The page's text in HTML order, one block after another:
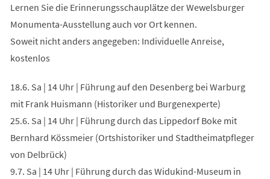
Lernen Sie die Erinnerungsschauplätze der Wewelsburger
Monumenta-Ausstellung auch vor Ort kennen.
Soweit nicht anders angegeben: Individuelle Anreise,
kostenlos
18.6. Sa | 14 Uhr | Führung auf den Desenberg bei Warburg
mit Frank Huismann (Historiker und Burgenexperte)
25.6. Sa | 14 Uhr | Führung durch das Lippedorf Boke mit
Bernhard Kössmeier (Ortshistoriker und Stadtheimatpfleger
von Delbrück)
9.7. Sa | 14 Uhr | Führung durch das Widukind-Museum in